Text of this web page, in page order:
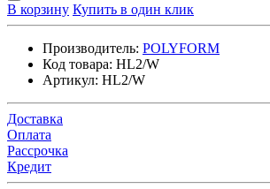
В корзину Купить в один клик
Производитель: POLYFORM
Код товара: HL2/W
Артикул: HL2/W
Доставка
Оплата
Рассрочка
Кредит